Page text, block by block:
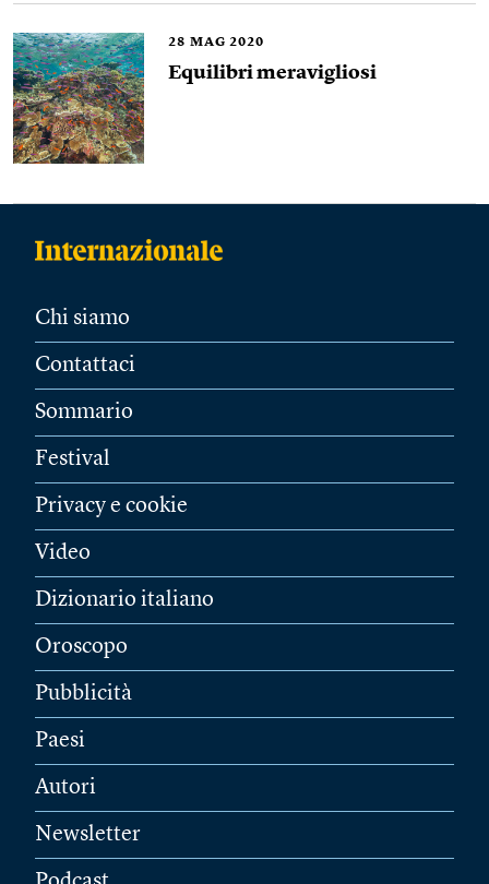
28 MAG 2020
Equilibri meravigliosi
Chi siamo
Contattaci
Sommario
Festival
Privacy e cookie
Video
Dizionario italiano
Oroscopo
Pubblicità
Paesi
Autori
Newsletter